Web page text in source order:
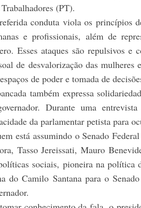
(PT).
conduta viola os princípios
e profissionais, além de
Esses ataques são repulsivos e
de desvalorização das
de poder e tomada de
também expressa
Durante uma
da parlamentar petista para
está assumindo o Senado
Tasso Jereissati, Mauro
sociais, pioneira na política
do Camilo Santana para o